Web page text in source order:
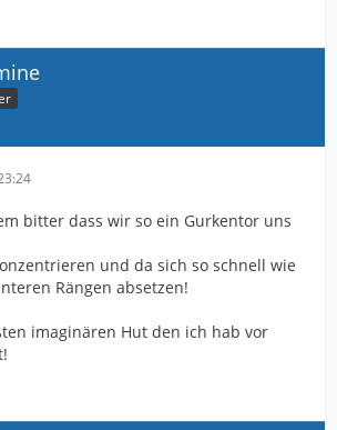
bitter dass wir so ein Gurkentor uns
und da sich so schnell wie
Rängen absetzen!
imaginären Hut den ich hab vor